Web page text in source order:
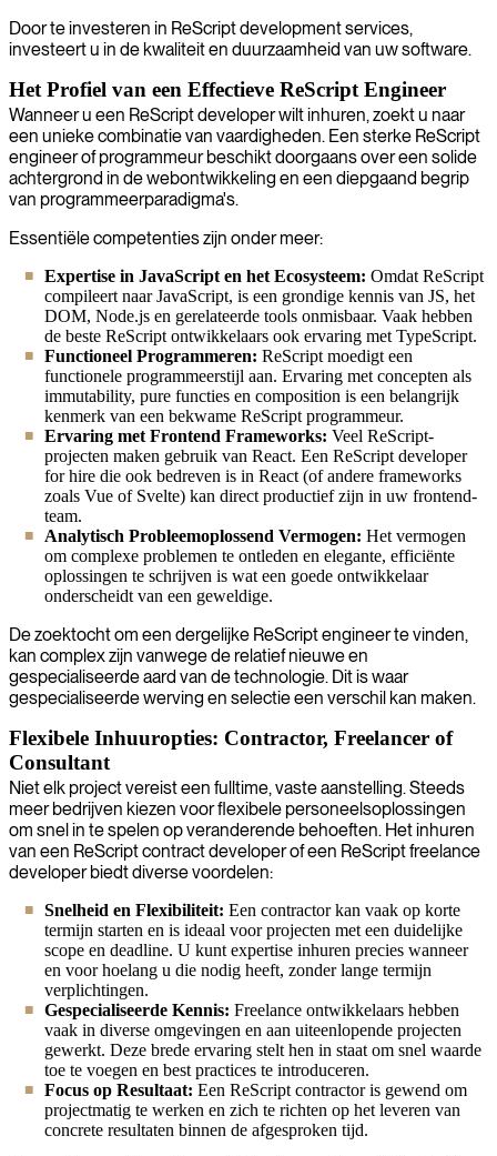
Door te investeren in ReScript development services,
investeert u in de kwaliteit en duurzaamheid van uw software.
Het Profiel van een Effectieve ReScript Engineer
Wanneer u een ReScript developer wilt inhuren, zoekt u naar
een unieke combinatie van vaardigheden. Een sterke ReScript
engineer of programmeur beschikt doorgaans over een solide
achtergrond in de webontwikkeling en een diepgaand begrip
van programmeerparadigma's.
Essentiële competenties zijn onder meer:
Expertise in JavaScript en het Ecosysteem: Omdat ReScript
compileert naar JavaScript, is een grondige kennis van JS, het
DOM, Node.js en gerelateerde tools onmisbaar. Vaak hebben
de beste ReScript ontwikkelaars ook ervaring met TypeScript.
Functioneel Programmeren: ReScript moedigt een
functionele programmeerstijl aan. Ervaring met concepten als
immutability, pure functies en composition is een belangrijk
kenmerk van een bekwame ReScript programmeur.
Ervaring met Frontend Frameworks: Veel ReScript-
projecten maken gebruik van React. Een ReScript developer
for hire die ook bedreven is in React (of andere frameworks
zoals Vue of Svelte) kan direct productief zijn in uw frontend-
team.
Analytisch Probleemoplossend Vermogen: Het vermogen
om complexe problemen te ontleden en elegante, efficiënte
oplossingen te schrijven is wat een goede ontwikkelaar
onderscheidt van een geweldige.
De zoektocht om een dergelijke ReScript engineer te vinden,
kan complex zijn vanwege de relatief nieuwe en
gespecialiseerde aard van de technologie. Dit is waar
gespecialiseerde werving en selectie een verschil kan maken.
Flexibele Inhuuropties: Contractor, Freelancer of
Consultant
Niet elk project vereist een fulltime, vaste aanstelling. Steeds
meer bedrijven kiezen voor flexibele personeelsoplossingen
om snel in te spelen op veranderende behoeften. Het inhuren
van een ReScript contract developer of een ReScript freelance
developer biedt diverse voordelen:
Snelheid en Flexibiliteit: Een contractor kan vaak op korte
termijn starten en is ideaal voor projecten met een duidelijke
scope en deadline. U kunt expertise inhuren precies wanneer
en voor hoelang u die nodig heeft, zonder lange termijn
verplichtingen.
Gespecialiseerde Kennis: Freelance ontwikkelaars hebben
vaak in diverse omgevingen en aan uiteenlopende projecten
gewerkt. Deze brede ervaring stelt hen in staat om snel waarde
toe te voegen en best practices te introduceren.
Focus op Resultaat: Een ReScript contractor is gewend om
projectmatig te werken en zich te richten op het leveren van
concrete resultaten binnen de afgesproken tijd.